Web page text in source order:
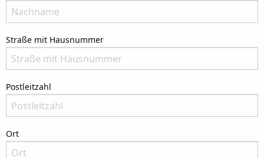
Straße mit Hausnummer
Postleitzahl
Ort